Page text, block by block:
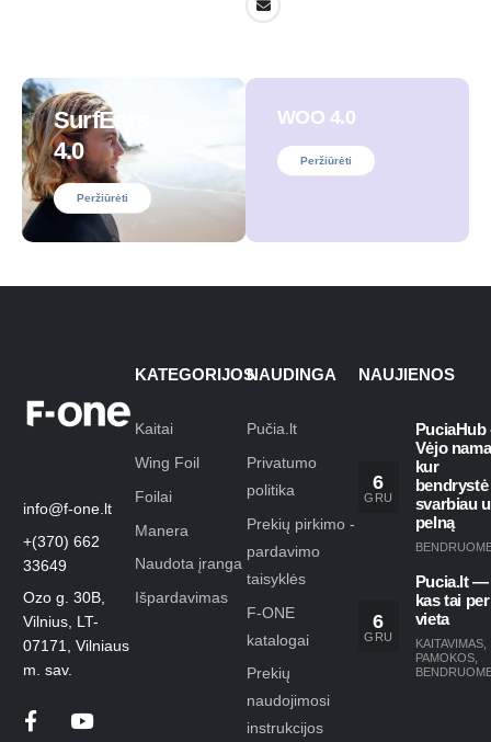
SurfEars
4.0
Peržiūrėti
WOO 4.0
Peržiūrėti
info@f-one.lt
+(370) 662
33649
Ozo g. 30B,
Vilnius, LT-
07171, Vilniaus
m. sav.
KATEGORIJOS
Kaitai
Wing Foil
Foilai
Manera
Naudota įranga
Išpardavimas
NAUDINGA
Pučia.lt
Privatumo
politika
Prekių pirkimo -
pardavimo
taisyklės
F-ONE
katalogai
Prekių
naudojimosi
instrukcijos
NAUJIENOS
6
GRU
PuciaHub
Vėjo
kur
bendrystė
svarbiau
pelną
6
GRU
Pucia.lt —
kas tai per
vieta
KAITAVIMAS
PAMOKOS